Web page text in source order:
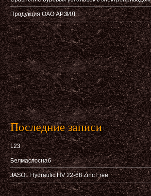
Продукция ОАО АРЗИЛ
Последние записи
123
Белмаслоснаб
JASOL Hydraulic HV 22-68 Zinc Free